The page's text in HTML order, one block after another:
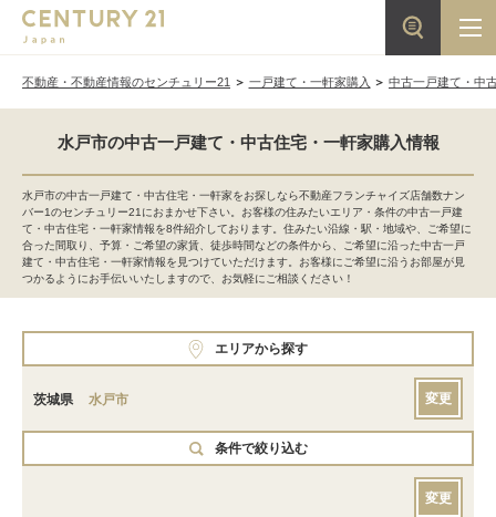
不動産・不動産情報のセンチュリー21 一戸建て・一軒家購入 中古一戸建て・中
水戸市の中古一戸建て・中古住宅・一軒家購入情報
水戸市の中古一戸建て・中古住宅・一軒家をお探しなら不動産フランチャイズ店舗数ナン
バー1のセンチュリー21におまかせ下さい。お客様の住みたいエリア・条件の中古一戸建
て・中古住宅・一軒家情報を8件紹介しております。住みたい沿線・駅・地域や、ご希望に
合った間取り、予算・ご希望の家賃、徒歩時間などの条件から、ご希望に沿った中古一戸
建て・中古住宅・一軒家情報を見つけていただけます。お客様にご希望に沿うお部屋が見
つかるようにお手伝いいたしますので、お気軽にご相談ください！
エリアから探す
茨城県 水戸市 変更
条件で絞り込む
変更